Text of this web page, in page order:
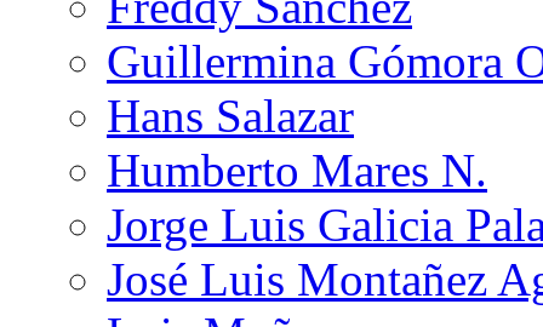
Guillermina Gómora
Hans Salazar
Humberto Mares N.
Jorge Luis Galicia
José Luis Montañez